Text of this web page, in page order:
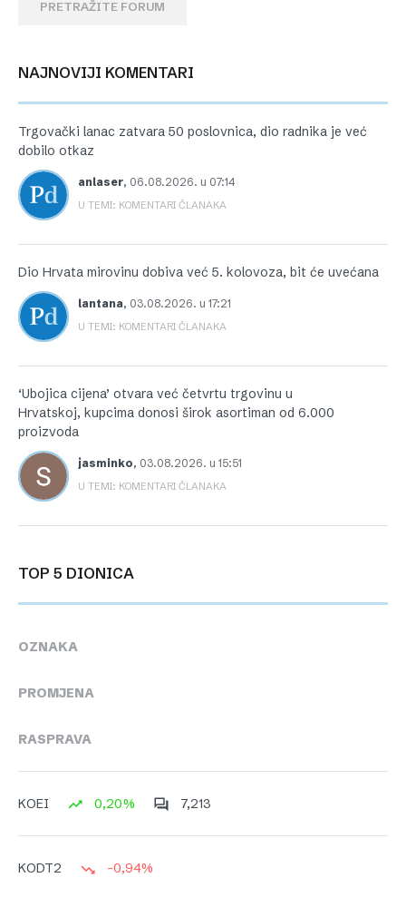
PRETRAŽITE FORUM
NAJNOVIJI KOMENTARI
Trgovački lanac zatvara 50 poslovnica, dio radnika je već
dobilo otkaz
anlaser, 06.08.2026. u 07:14
U TEMI: KOMENTARI ČLANAKA
Dio Hrvata mirovinu dobiva već 5. kolovoza, bit će uvećana
lantana, 03.08.2026. u 17:21
U TEMI: KOMENTARI ČLANAKA
‘Ubojica cijena’ otvara već četvrtu trgovinu u
Hrvatskoj, kupcima donosi širok asortiman od 6.000
proizvoda
jasminko, 03.08.2026. u 15:51
U TEMI: KOMENTARI ČLANAKA
TOP 5 DIONICA
OZNAKA
PROMJENA
RASPRAVA
KOEI 0,20% 7,213
KODT2 -0,94%